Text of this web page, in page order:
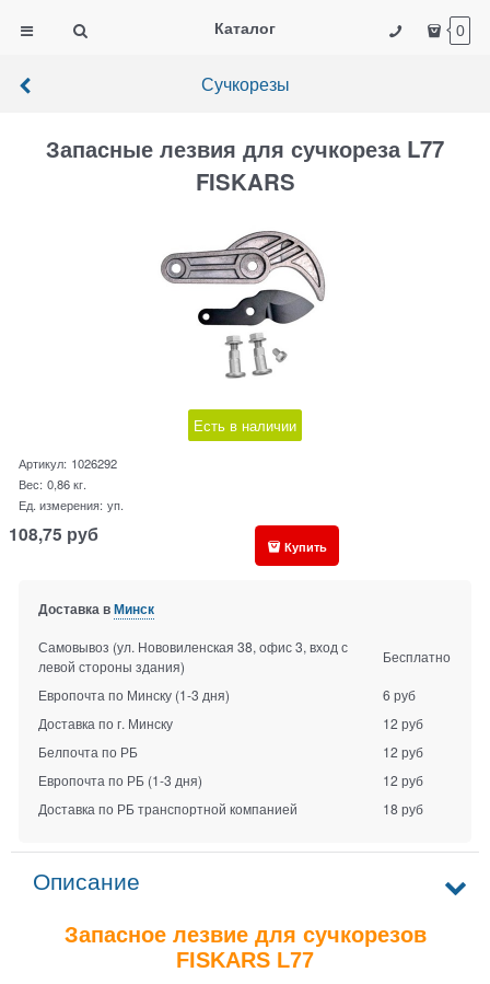
Каталог 0
Сучкорезы
Запасные лезвия для сучкореза L77
FISKARS
Есть в наличии
Артикул: 1026292
Вес: 0,86кг.
Ед. измерения: уп.
108,75 руб Купить
Доставка вМинск
Самовывоз (ул. Нововиленская 38, офис 3, вход с
левой стороны здания)
Бесплатно
Европочта по Минску (1-3 дня)
6 руб
Доставка по г. Минску
12 руб
Белпочта по РБ
12 руб
Европочта по РБ (1-3 дня)
12 руб
Доставка по РБ транспортной компанией
18 руб
Описание
Запасное лезвие для сучкорезов
FISKARS L77